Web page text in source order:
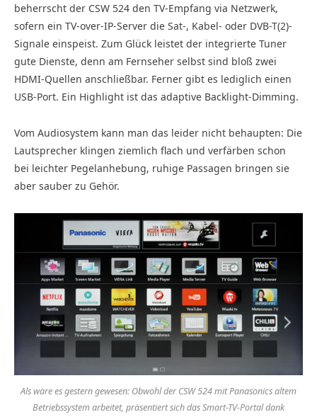
beherrscht der CSW 524 den TV-Empfang via Netzwerk,
sofern ein TV-over-IP-Server die Sat-, Kabel- oder DVB-T(2)-
Signale einspeist. Zum Glück leistet der integrierte Tuner
gute Dienste, denn am Fernseher selbst sind bloß zwei
HDMI-Quellen anschließbar. Ferner gibt es lediglich einen
USB-Port. Ein Highlight ist das adaptive Backlight-Dimming.
Vom Audiosystem kann man das leider nicht behaupten: Die
Lautsprecher klingen ziemlich flach und verfärben schon
bei leichter Pegelanhebung, ruhige Passagen bringen sie
aber sauber zu Gehör.
Als wäre es gestern gewesen: Obwohl der CSW 524 mit Panasonics altem
Betriebssystem arbeitet, präsentiert sich das Smart-TV-Portal dank